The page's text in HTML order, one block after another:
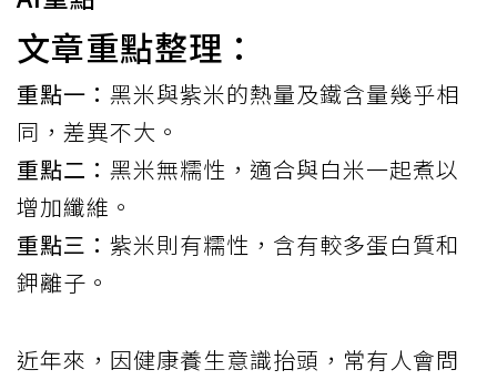
文章重點整理：
重點一： 黑米與紫米的熱量及鐵含量幾乎相
同，差異不大。
重點二： 黑米無糯性，適合與白米一起煮以
增加纖維。
重點三： 紫米則有糯性，含有較多蛋白質和
鉀離子。
近年來，因健康養生意識抬頭，常有人會問